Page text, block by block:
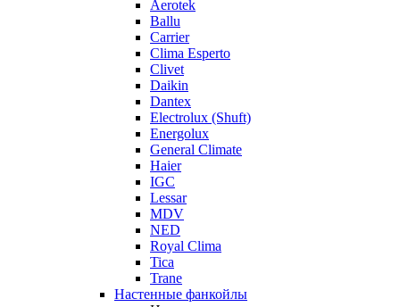
Aerotek
Ballu
Carrier
Clima Esperto
Clivet
Daikin
Dantex
Electrolux (Shuft)
Energolux
General Climate
Haier
IGC
Lessar
MDV
NED
Royal Clima
Tica
Trane
Настенные фанкойлы